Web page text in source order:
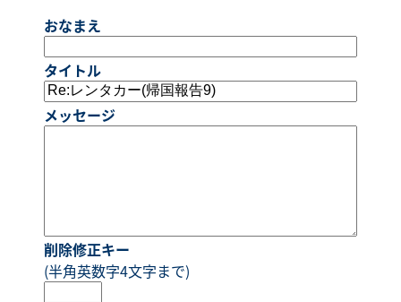
おなまえ
タイトル
メッセージ
削除修正キー
(半角英数字4文字まで)